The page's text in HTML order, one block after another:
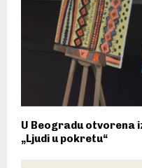
U Beogradu otvorena
„Ljudi u pokretu“